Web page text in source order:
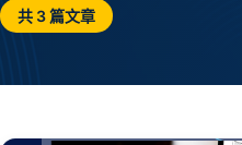
共 3 篇文章